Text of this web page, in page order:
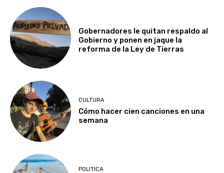
Gobernadores le quitan respaldo al
Gobierno y ponen en jaque la
reforma de la Ley de Tierras
CULTURA
Cómo hacer cien canciones en una
semana
POLITICA